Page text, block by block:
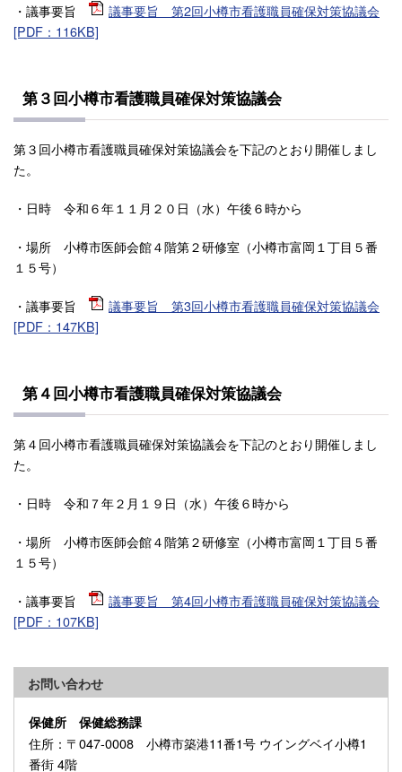
・議事要旨
議事要旨 第2回小樽市看護職員確保対策協議会
[PDF：116KB]
第３回小樽市看護職員確保対策協議会
第３回小樽市看護職員確保対策協議会を下記のとおり開催しまし
た。
・日時 令和６年１１月２０日（水）午後６時から
・場所 小樽市医師会館４階第２研修室（小樽市富岡１丁目５番
１５号）
・議事要旨
議事要旨 第3回小樽市看護職員確保対策協議会
[PDF：147KB]
第４回小樽市看護職員確保対策協議会
第４回小樽市看護職員確保対策協議会を下記のとおり開催しまし
た。
・日時 令和７年２月１９日（水）午後６時から
・場所 小樽市医師会館４階第２研修室（小樽市富岡１丁目５番
１５号）
・議事要旨
議事要旨 第4回小樽市看護職員確保対策協議会
[PDF：107KB]
お問い合わせ
保健所 保健総務課
住所 ：〒047-0008 小樽市築港11番1号 ウイングベイ小樽1
番街 4階